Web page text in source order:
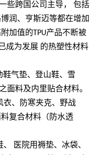
些跨国公司主导， 包括
润、亨斯迈等都在增加
加值的TPU产品不断被
成为发展 的热塑性材料
鞋气垫、登山鞋、雪
面料及内里贴合材料。
衣、防寒夹克、野战
复合材料（防水透
医院用褥垫、冰袋、